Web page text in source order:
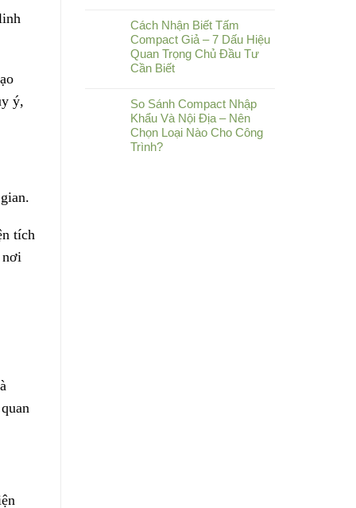
ý,
tích
nơi
Cách Nhận Biết Tấm
Compact Giả – 7 Dấu Hiệu
Quan Trọng Chủ Đầu Tư
Cần Biết
So Sánh Compact Nhập
Khẩu Và Nội Địa – Nên
Chọn Loại Nào Cho Công
Trình?